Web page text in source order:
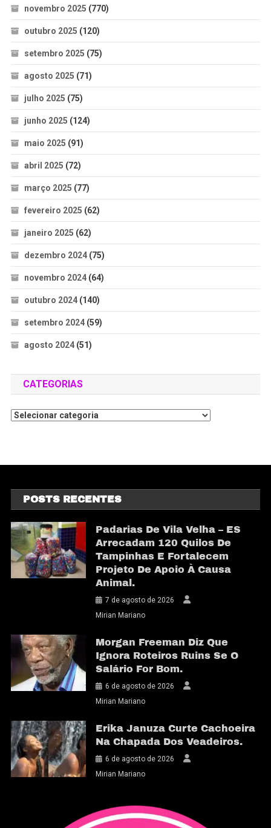
novembro 2025 (770)
outubro 2025 (120)
setembro 2025 (75)
agosto 2025 (71)
julho 2025 (75)
junho 2025 (124)
maio 2025 (91)
abril 2025 (72)
março 2025 (77)
fevereiro 2025 (62)
janeiro 2025 (62)
dezembro 2024(75)
novembro 2024(64)
outubro 2024(140)
setembro 2024(59)
agosto 2024(51)
CATEGORIAS
POSTS RECENTES
Padarias De Vila Velha – ES
Arrecadam 120 Quilos De
Tampinhas E Fortalecem
Projeto De Apoio À Causa
Animal.
7 de agosto de 2026
Mirian Mariano
Morgan Freeman Diz Que
Ignora Roteiros Ruins Se O
Salário For Bom.
6 de agosto de 2026
Mirian Mariano
Erika Januza Curte Cachoeira
Na Chapada Dos Veadeiros.
6 de agosto de 2026
Mirian Mariano